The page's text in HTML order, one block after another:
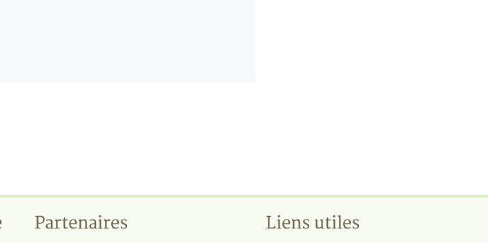
Partenaires Liens utiles